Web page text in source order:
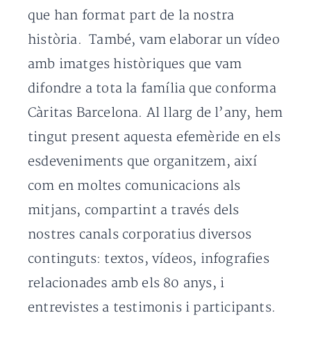
que han format part de la nostra
història. També, vam elaborar un vídeo
amb imatges històriques que vam
difondre a tota la família que conforma
Càritas Barcelona. Al llarg de l’any, hem
tingut present aquesta efemèride en els
esdeveniments que organitzem, així
com en moltes comunicacions als
mitjans, compartint a través dels
nostres canals corporatius diversos
continguts: textos, vídeos, infografies
relacionades amb els 80 anys, i
entrevistes a testimonis i participants.